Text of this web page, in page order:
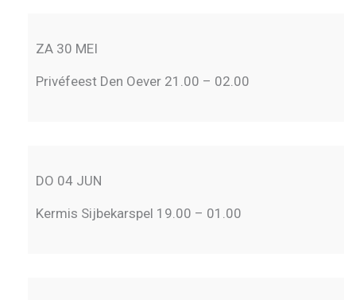
ZA 30 MEI
Privéfeest Den Oever 21.00 – 02.00
DO 04 JUN
Kermis Sijbekarspel 19.00 – 01.00